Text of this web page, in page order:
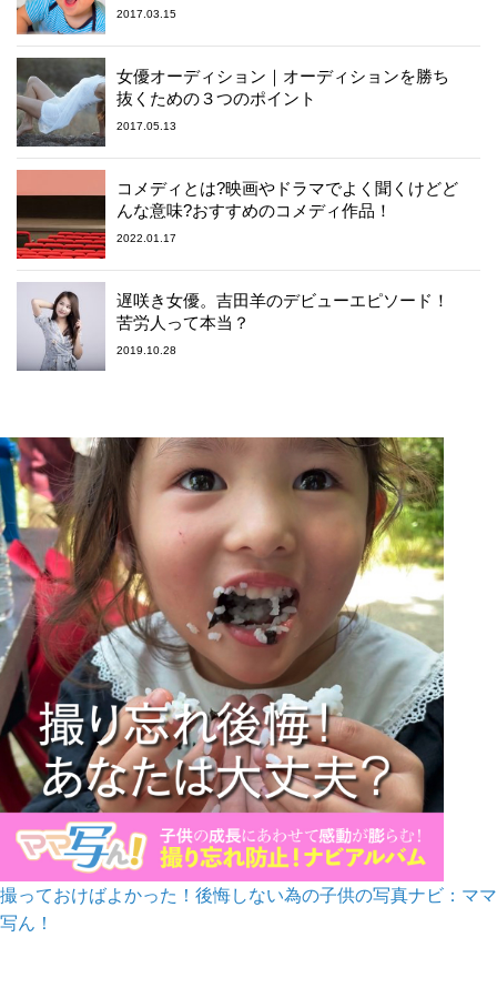
2017.03.15
女優オーディション｜オーディションを勝ち
抜くための３つのポイント
2017.05.13
コメディとは?映画やドラマでよく聞くけどど
んな意味?おすすめのコメディ作品！
2022.01.17
遅咲き女優。吉田羊のデビューエピソード！
苦労人って本当？
2019.10.28
撮っておけばよかった！後悔しない為の子供の写真ナビ：ママ
写ん！